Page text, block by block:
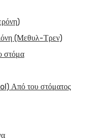
(Μεθυλ-Τρεν)
στόμα
Από του στόματος